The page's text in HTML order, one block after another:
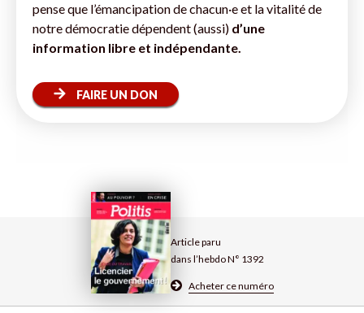
Article paru
dans l’hebdo N° 1392
Acheter ce numéro
pense que l’émancipation de chacun·e et la vitalité de
notre démocratie dépendent (aussi) d’une
information libre et indépendante.
FAIRE UN DON